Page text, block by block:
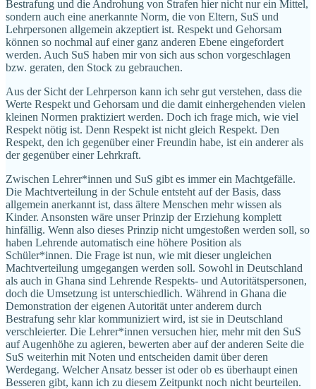
Bestrafung und die Androhung von Strafen hier nicht nur ein Mittel,
sondern auch eine anerkannte Norm, die von Eltern, SuS und
Lehrpersonen allgemein akzeptiert ist. Respekt und Gehorsam
können so nochmal auf einer ganz anderen Ebene eingefordert
werden. Auch SuS haben mir von sich aus schon vorgeschlagen
bzw. geraten, den Stock zu gebrauchen.
Aus der Sicht der Lehrperson kann ich sehr gut verstehen, dass die
Werte Respekt und Gehorsam und die damit einhergehenden vielen
kleinen Normen praktiziert werden. Doch ich frage mich, wie viel
Respekt nötig ist. Denn Respekt ist nicht gleich Respekt. Den
Respekt, den ich gegenüber einer Freundin habe, ist ein anderer als
der gegenüber einer Lehrkraft.
Zwischen Lehrer*innen und SuS gibt es immer ein Machtgefälle.
Die Machtverteilung in der Schule entsteht auf der Basis, dass
allgemein anerkannt ist, dass ältere Menschen mehr wissen als
Kinder. Ansonsten wäre unser Prinzip der Erziehung komplett
hinfällig. Wenn also dieses Prinzip nicht umgestoßen werden soll, so
haben Lehrende automatisch eine höhere Position als
Schüler*innen. Die Frage ist nun, wie mit dieser ungleichen
Machtverteilung umgegangen werden soll. Sowohl in Deutschland
als auch in Ghana sind Lehrende Respekts- und Autoritätspersonen,
doch die Umsetzung ist unterschiedlich. Während in Ghana die
Demonstration der eigenen Autorität unter anderem durch
Bestrafung sehr klar kommuniziert wird, ist sie in Deutschland
verschleierter. Die Lehrer*innen versuchen hier, mehr mit den SuS
auf Augenhöhe zu agieren, bewerten aber auf der anderen Seite die
SuS weiterhin mit Noten und entscheiden damit über deren
Werdegang. Welcher Ansatz besser ist oder ob es überhaupt einen
Besseren gibt, kann ich zu diesem Zeitpunkt noch nicht beurteilen.